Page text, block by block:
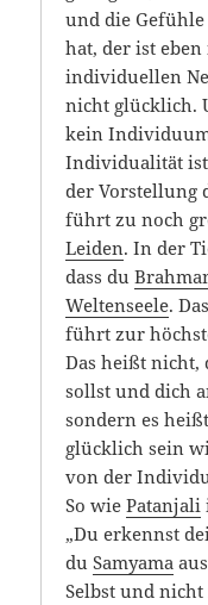
und die
hat, der ist
individuellen
nicht glücklich.
kein
Individualität
der Vorstellung
führt zu noch
Leiden. In der
dass du
Weltenseele.
führt zur
Das heißt nicht,
sollst und dich
sondern es
glücklich sein
von der
So wiePatanjali
„Du erkennst
duSamyama
Selbst und